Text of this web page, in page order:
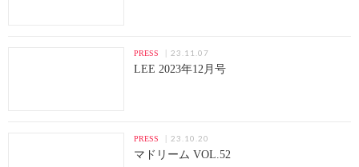
PRESS 23.11.07
LEE 2023年12月号
PRESS 23.10.20
マドリーム VOL.52